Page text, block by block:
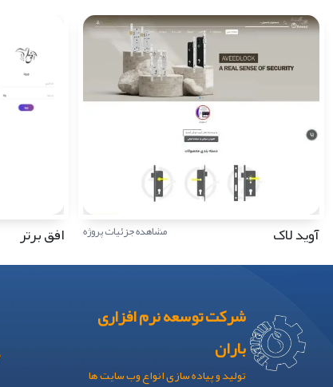
آوید لاک مشاهده جزئیات پروژه افق برتر
شرکت توسعه نرم افزاری
باران
تولید و پیاده سازی انواع وب سایت ها